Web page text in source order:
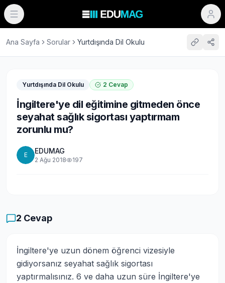
Ana Sayfa Sorular Yurtdışında Dil Okulu
Yurtdışında Dil Okulu 2 Cevap
İngiltere'ye dil eğitimine gitmeden önce
seyahat sağlık sigortası yaptırmam
zorunlu mu?
E EDUMAG
2 Ağu 2018 197
2 Cevap
İngiltere'ye uzun dönem öğrenci vizesiyle
gidiyorsanız seyahat sağlık sigortası
yaptırmalısınız. 6 ve daha uzun süre İngiltere'ye